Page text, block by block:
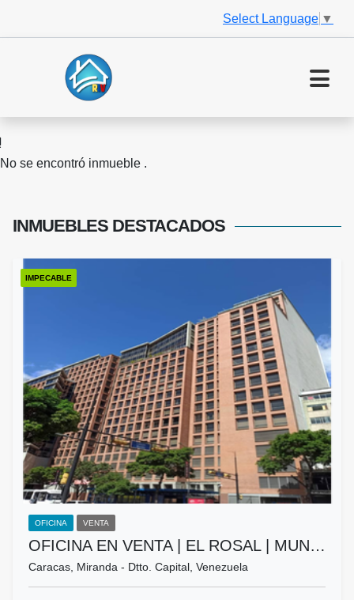
Select Language ▼
No se encontró inmueble .
INMUEBLES DESTACADOS
IMPECABLE
OFICINA VENTA
OFICINA EN VENTA | EL ROSAL | MUN…
Caracas, Miranda - Dtto. Capital, Venezuela